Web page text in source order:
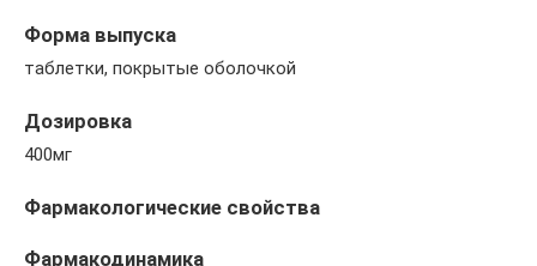
Форма выпуска
таблетки, покрытые оболочкой
Дозировка
400мг
Фармакологические свойства
Фармакодинамика